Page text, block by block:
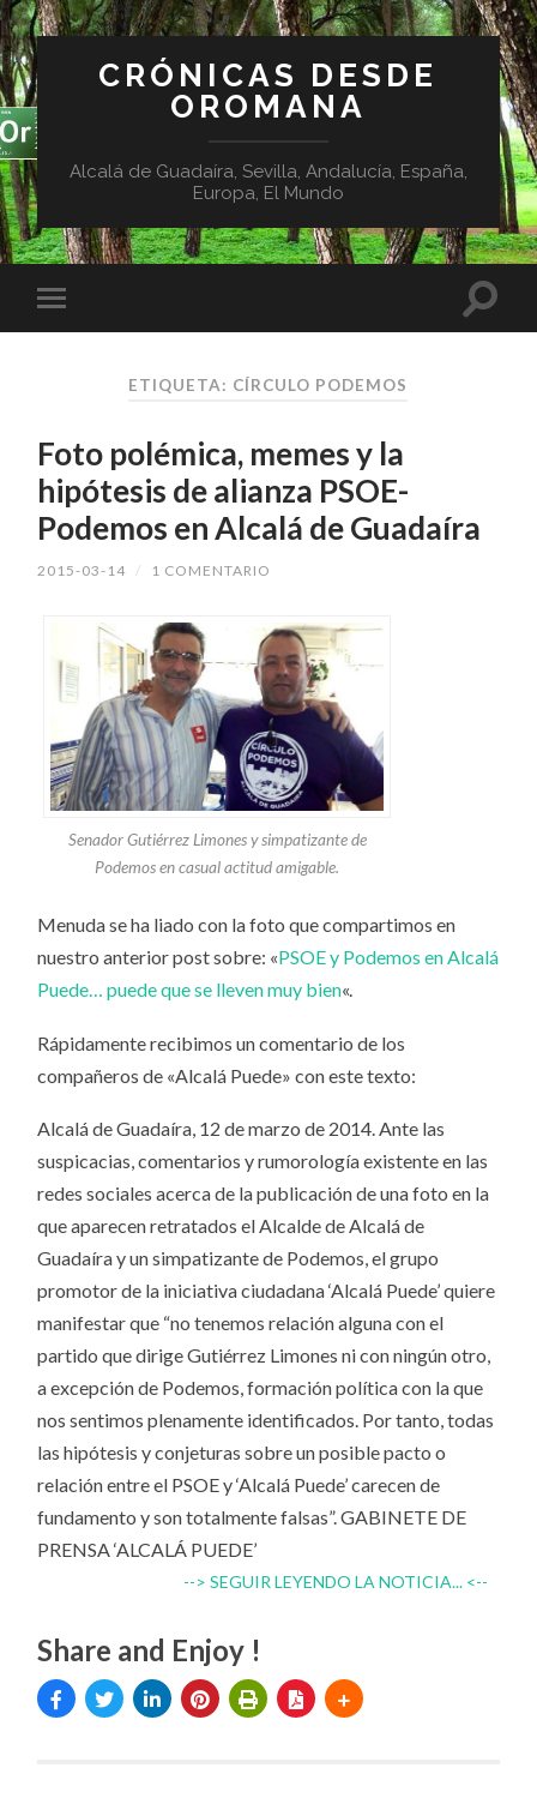
CRÓNICAS DESDE
OROMANA
Alcalá de Guadaíra, Sevilla, Andalucía, España,
Europa, El Mundo
ETIQUETA: CÍRCULO PODEMOS
Foto polémica, memes y la
hipótesis de alianza PSOE-
Podemos en Alcalá de Guadaíra
2015-03-14 / 1 COMENTARIO
Senador Gutiérrez Limones y simpatizante de
Podemos en casual actitud amigable.
Menuda se ha liado con la foto que compartimos en
nuestro anterior post sobre: «PSOE y Podemos en Alcalá
Puede… puede que se lleven muy bien«.
Rápidamente recibimos un comentario de los
compañeros de «Alcalá Puede» con este texto:
Alcalá de Guadaíra, 12 de marzo de 2014. Ante las
suspicacias, comentarios y rumorología existente en las
redes sociales acerca de la publicación de una foto en la
que aparecen retratados el Alcalde de Alcalá de
Guadaíra y un simpatizante de Podemos, el grupo
promotor de la iniciativa ciudadana ‘Alcalá Puede’ quiere
manifestar que “no tenemos relación alguna con el
partido que dirige Gutiérrez Limones ni con ningún otro,
a excepción de Podemos, formación política con la que
nos sentimos plenamente identificados. Por tanto, todas
las hipótesis y conjeturas sobre un posible pacto o
relación entre el PSOE y ‘Alcalá Puede’ carecen de
fundamento y son totalmente falsas”. GABINETE DE
PRENSA ‘ALCALÁ PUEDE’
--> SEGUIR LEYENDO LA NOTICIA... <--
Share and Enjoy !